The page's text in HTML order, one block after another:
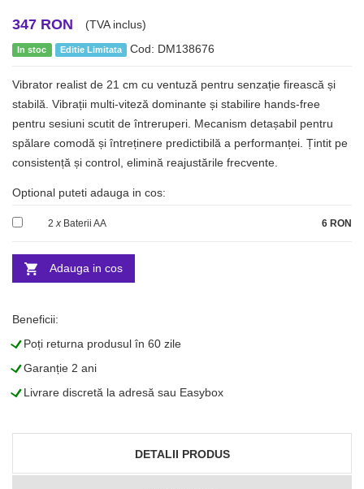
347 RON (TVA inclus)
In stoc Editie Limitata Cod: DM138676
Vibrator realist de 21 cm cu ventuză pentru senzație firească și
stabilă. Vibrații multi-viteză dominante și stabilire hands-free
pentru sesiuni scutit de întreruperi. Mecanism detașabil pentru
spălare comodă și întreținere predictibilă a performanței. Țintit pe
consistență și control, elimină reajustările frecvente.
Optional puteti adauga in cos:
2x Baterii AA 6 RON
Adauga in cos
Beneficii:
LPoți returna produsul în 60 zile
LGaranție 2 ani
LLivrare discretă la adresă sau Easybox
DETALII PRODUS